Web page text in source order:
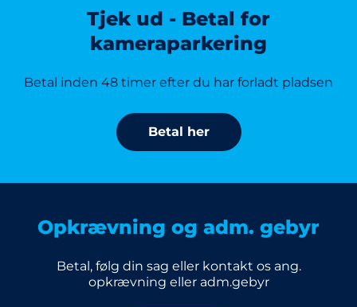
Tjek ud - Betal for
kameraparkering
Betal inden 48 timer efter du har forladt pladsen
Betal her
Opkrævning og adm. gebyr
Betal, følg din sag eller kontakt os ang.
opkrævning eller adm.gebyr